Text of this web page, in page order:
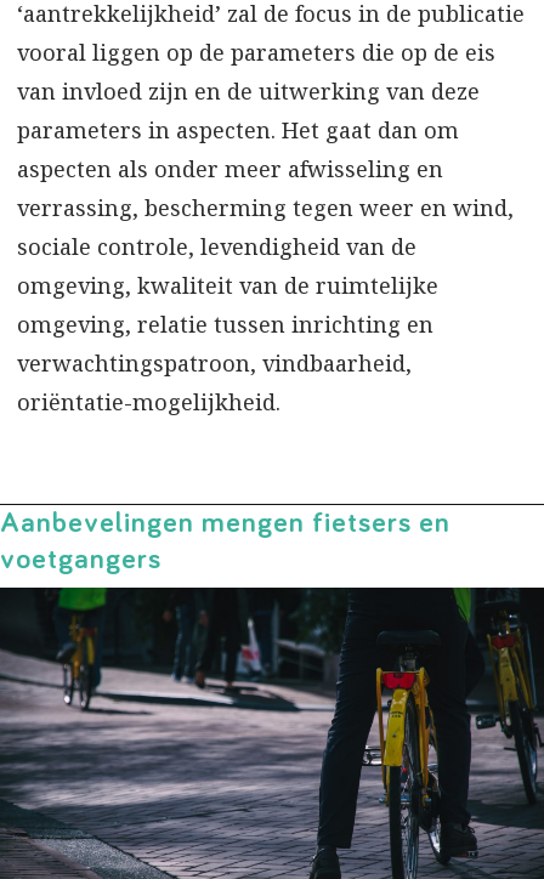
‘aantrekkelijkheid’ zal de focus in de publicatie
vooral liggen op de parameters die op de eis
van invloed zijn en de uitwerking van deze
parameters in aspecten. Het gaat dan om
aspecten als onder meer afwisseling en
verrassing, bescherming tegen weer en wind,
sociale controle, levendigheid van de
omgeving, kwaliteit van de ruimtelijke
omgeving, relatie tussen inrichting en
verwachtingspatroon, vindbaarheid,
oriëntatie-mogelijkheid.
Aanbevelingen mengen fietsers en
voetgangers